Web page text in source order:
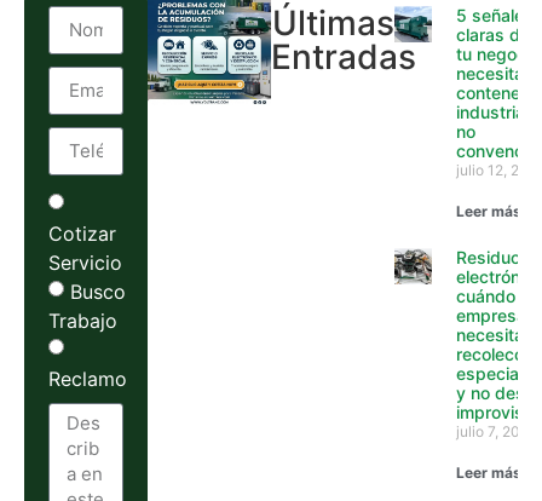
Cotizar
Servicio
Busco
Trabajo
Reclamo
Últimas
Entradas
5 señales
claras de
tu negocio
necesita
no
julio 12,
Leer más »
Residuos
cuándo
empresa
necesita
y no
julio 7, 2026
Leer más »